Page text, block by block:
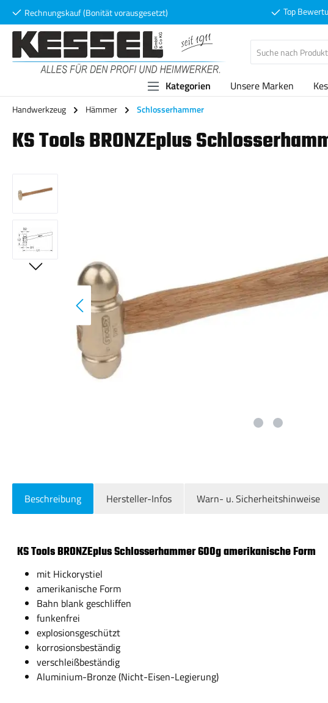
Hauptinhalt springen
Zur Suche springen
Zur Hauptnavigation springen
Rechnungskauf (Bonität vorausgesetzt) Top
Kategorien Unsere Marken
Handwerkzeug Hämmer Schlosserhammer
KS Tools BRONZEplus
Beschreibung Hersteller-Infos Warn- u. Sicherheitshinweise
KS Tools BRONZEplus Schlosserhammer 600g amerikanische Form
mit Hickorystiel
amerikanische Form
Bahn blank geschliffen
funkenfrei
explosionsgeschützt
korrosionsbeständig
verschleißbeständig
Aluminium-Bronze (Nicht-Eisen-Legierung)